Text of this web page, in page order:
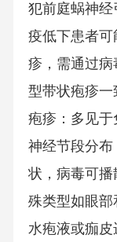
犯前庭蜗神
疫低下患者
疹，需通过
型带状疱疹
疱疹：多见
神经节段分
状，病毒可
殊类型如眼
水疱液或痂